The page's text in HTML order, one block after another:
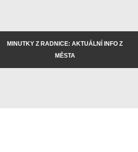
MINUTKY Z RADNICE: AKTUÁLNÍ INFO Z
MĚSTA